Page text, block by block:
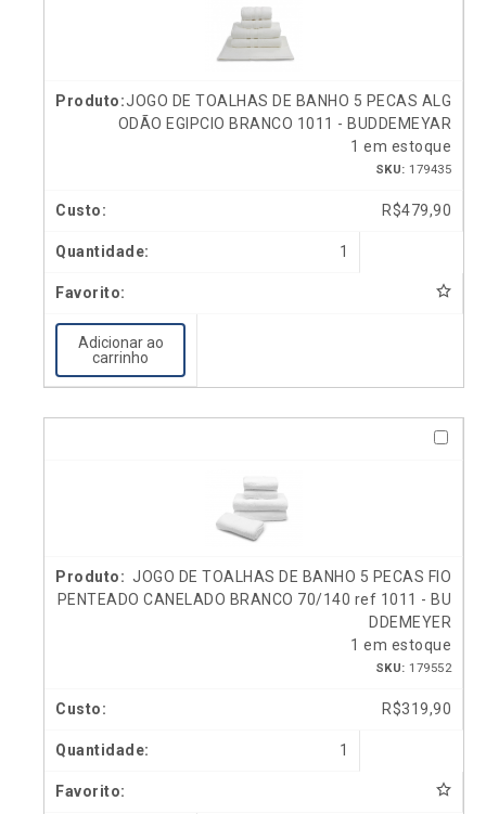
JOGO DE TOALHAS DE BANHO 5 PECAS ALG
ODÃO EGIPCIO BRANCO 1011 - BUDDEMEYAR
1 em estoque
SKU: 179435
R$479,90
1
Adicionar ao
carrinho
JOGO DE TOALHAS DE BANHO 5 PECAS FIO
PENTEADO CANELADO BRANCO 70/140 ref 1011 - BU
DDEMEYER
1 em estoque
SKU: 179552
R$319,90
1